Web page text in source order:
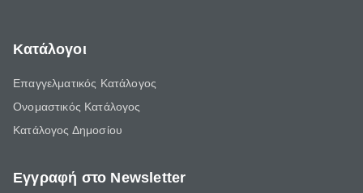
Κατάλογοι
Επαγγελματικός Κατάλογος
Ονομαστικός Κατάλογος
Κατάλογος Δημοσίου
Εγγραφή στο Newsletter